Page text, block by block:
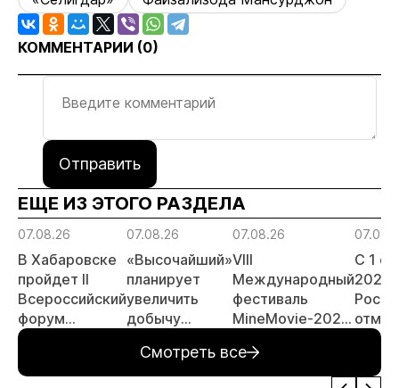
КОММЕНТАРИИ (0)
Отправить
ЕЩЕ ИЗ ЭТОГО РАЗДЕЛА
07.08.26
В Хабаровске
пройдет II
Всероссийский
форум
«Россыпное
России»
07.08.26
«Высочайший»
планирует
увеличить
добычу
тонн в 2026
году
07.08.26
VIII
Международный
фестиваль
MineMovie-2026
заявок
С 1
2026
Смотреть все